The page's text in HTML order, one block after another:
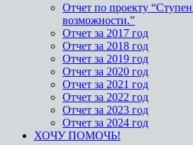
Отчет по проекту
возможности.”
Отчет за 2017 год
Отчет за 2018 год
Отчет за 2019 год
Отчет за 2020 год
Отчет за 2021 год
Отчет за 2022 год
Отчет за 2023 год
Отчет за 2024 год
ХОЧУ ПОМОЧЬ!